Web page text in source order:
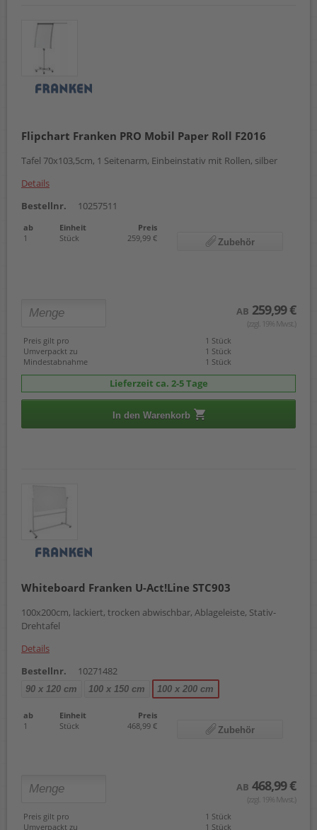
Flipchart Franken PRO Mobil Paper Roll F2016
Tafel 70x103,5cm, 1 Seitenarm, Einbeinstativ mit Rollen, silber
Details
Bestellnr.
10257511
ab Einheit
Preis
1
Stück 259,99 € Zubehör
AB 259,99 €
(zzgl. 19% Mwst.)
Preis gilt pro
1 Stück
Umverpackt zu
1 Stück
Mindestabnahme
1 Stück
Lieferzeit ca. 2-5 Tage
In den Warenkorb
Whiteboard Franken U-Act!Line STC903
100x200cm, lackiert, trocken abwischbar, Ablageleiste, Stativ-
Drehtafel
Details
Bestellnr.
10271482
90 x 120 cm 100 x 150 cm 100 x 200 cm
ab Einheit
Preis
1
Stück 468,99 € Zubehör
AB 468,99 €
(zzgl. 19% Mwst.)
Preis gilt pro
1 Stück
Umverpackt zu
1 Stück